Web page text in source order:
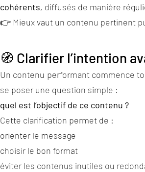
cohérents, diffusés de manière
👉 Mieux vaut un contenu pertinent
🧭 Clarifier l’intention
Un contenu performant commence
se poser une question simple :
quel est l’objectif de ce contenu ?
Cette clarification permet de :
orienter le message
choisir le bon format
éviter les contenus inutiles ou